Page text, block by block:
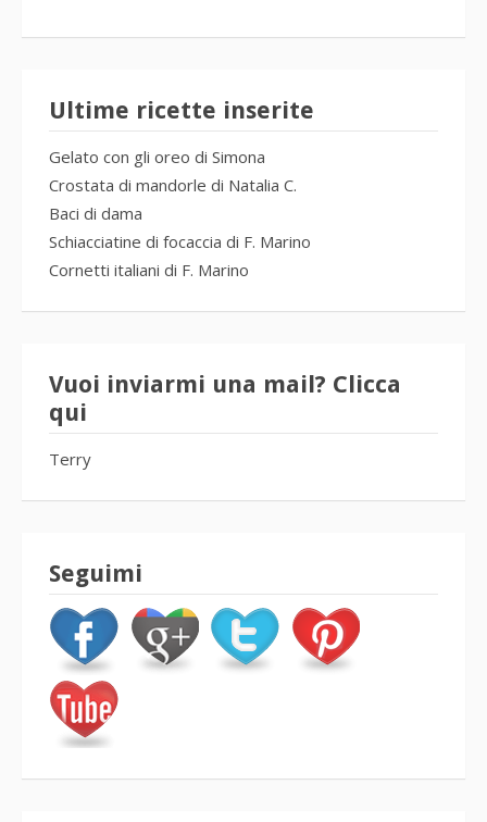
Ultime ricette inserite
Gelato con gli oreo di Simona
Crostata di mandorle di Natalia C.
Baci di dama
Schiacciatine di focaccia di F. Marino
Cornetti italiani di F. Marino
Vuoi inviarmi una mail? Clicca
qui
Terry
Seguimi